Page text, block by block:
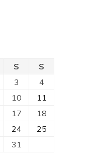
S
S
3
4
10
11
17
18
24
25
31